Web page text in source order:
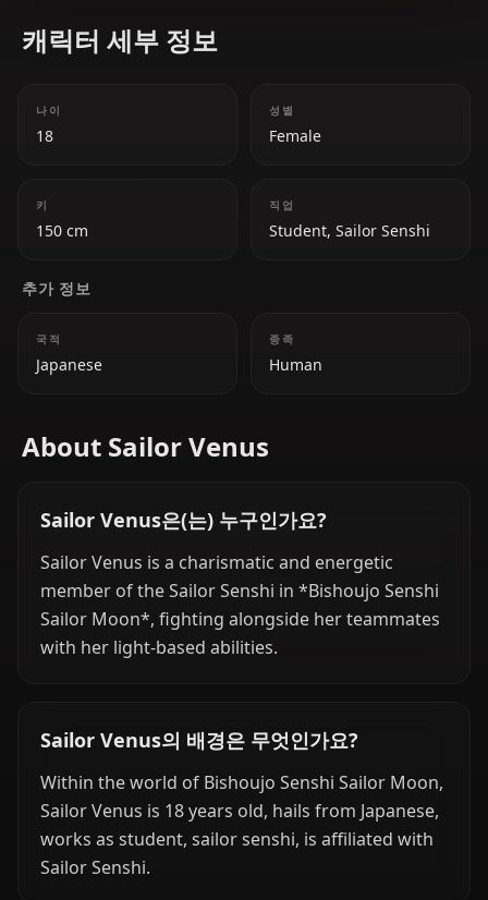
캐릭터 세부 정보
나이
18
성별
Female
키
150 cm
직업
Student, Sailor Senshi
추가 정보
국적
Japanese
종족
Human
About Sailor Venus
Sailor Venus은(는) 누구인가요?
Sailor Venus is a charismatic and energetic
member of the Sailor Senshi in *Bishoujo Senshi
Sailor Moon*, fighting alongside her teammates
with her light-based abilities.
Sailor Venus의 배경은 무엇인가요?
Within the world of Bishoujo Senshi Sailor Moon,
Sailor Venus is 18 years old, hails from Japanese,
works as student, sailor senshi, is affiliated with
Sailor Senshi.